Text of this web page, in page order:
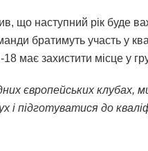
що наступний рік буде
братимуть участь у
має захистити місце у
європейських клубах,
і підготуватися до